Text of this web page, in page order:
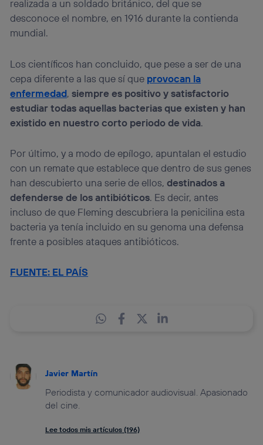
realizada a un soldado británico, del que se
desconoce el nombre, en 1916 durante la contienda
mundial.
Los científicos han concluido, que pese a ser de una
cepa diferente a las que sí que provocan la
enfermedad,siempre es positivo y satisfactorio
estudiar todas aquellas bacterias que existen y han
existido en nuestro corto periodo de vida.
Por último, y a modo de epílogo, apuntalan el estudio
con un remate que establece que dentro de sus genes
han descubierto una serie de ellos,destinados a
defenderse de los antibióticos. Es decir, antes
incluso de que Fleming descubriera la penicilina esta
bacteria ya tenía incluido en su genoma una defensa
frente a posibles ataques antibióticos.
FUENTE: EL PAÍS
Javier Martín
Periodista y comunicador audiovisual. Apasionado
del cine.
Lee todos mis artículos (196)